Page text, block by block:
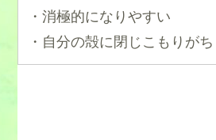
・消極的になりやすい
・自分の殻に閉じこもりがち